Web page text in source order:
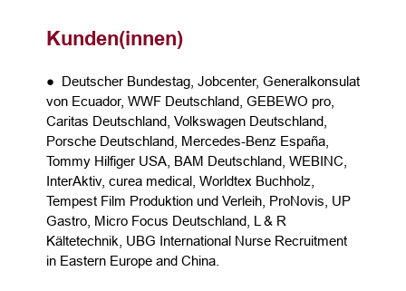
Kunden(innen)
● Deutscher Bundestag, Jobcenter, Generalkonsulat
von Ecuador, WWF Deutschland, GEBEWO pro,
Caritas Deutschland, Volkswagen Deutschland,
Porsche Deutschland, Mercedes-Benz España,
Tommy Hilfiger USA, BAM Deutschland, WEBINC,
InterAktiv, curea medical, Worldtex Buchholz,
Tempest Film Produktion und Verleih, ProNovis, UP
Gastro, Micro Focus Deutschland, L & R
Kältetechnik, UBG International Nurse Recruitment
in Eastern Europe and China.